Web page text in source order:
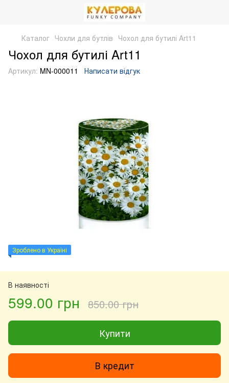
Каталог Чохли для бутлів Чохол для бутилі Art11
Чохол для бутилі Art11
Артикул: MN-000011 Написати відгук
Зроблено в Україні
В наявності
599.00 грн 850.00 грн
Купити
В кредит